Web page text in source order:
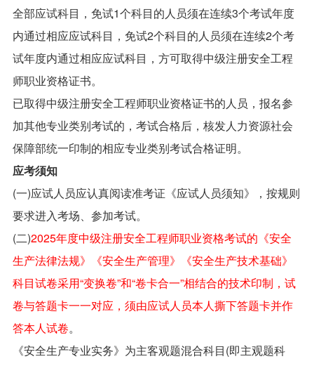
全部应试科目，免试1个科目的人员须在连续3个考试年度
内通过相应应试科目，免试2个科目的人员须在连续2个考
试年度内通过相应应试科目，方可取得中级注册安全工程
师职业资格证书。
已取得中级注册安全工程师职业资格证书的人员，报名参
加其他专业类别考试的，考试合格后，核发人力资源社会
保障部统一印制的相应专业类别考试合格证明。
应考须知
(一)应试人员应认真阅读准考证《应试人员须知》，按规则
要求进入考场、参加考试。
(二)2025年度中级注册安全工程师职业资格考试的《安全
生产法律法规》《安全生产管理》《安全生产技术基础》
科目试卷采用“变换卷”和“卷卡合一”相结合的技术印制，试
卷与答题卡一一对应，须由应试人员本人撕下答题卡并作
答本人试卷。
《安全生产专业实务》为主客观题混合科目(即主观题科